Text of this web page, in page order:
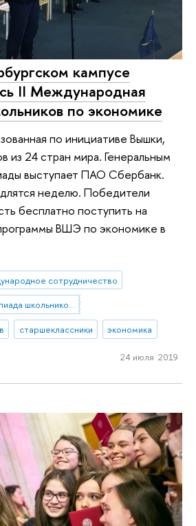
кампусе
II Международная
по экономике
по инициативе Вышки,
из 24 стран мира. Генеральным
выступает ПАО Сбербанк.
неделю. Победители
бесплатно поступить на
ВШЭ по экономике в
сотрудничество
Международная олимпиада школьников по экономике
старшеклассники экономика
24 июля 2019